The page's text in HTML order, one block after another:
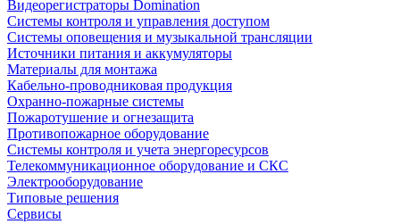
Видеорегистраторы Domination
Системы контроля и управления доступом
Системы оповещения и музыкальной трансляции
Источники питания и аккумуляторы
Материалы для монтажа
Кабельно-проводниковая продукция
Охранно-пожарные системы
Пожаротушение и огнезащита
Противопожарное оборудование
Системы контроля и учета энергоресурсов
Телекоммуникационное оборудование и СКС
Электрооборудование
Типовые решения
Сервисы